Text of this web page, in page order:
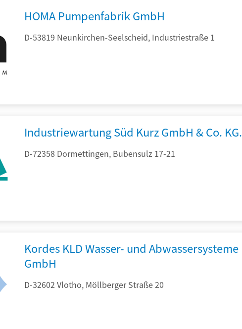
HOMA Pumpenfabrik GmbH
D-53819 Neunkirchen-Seelscheid, Industriestraße 1
Industriewartung Süd Kurz GmbH & Co. KG.
D-72358 Dormettingen, Bubensulz 17-21
Kordes KLD Wasser- und Abwassersysteme
GmbH
D-32602 Vlotho, Möllberger Straße 20